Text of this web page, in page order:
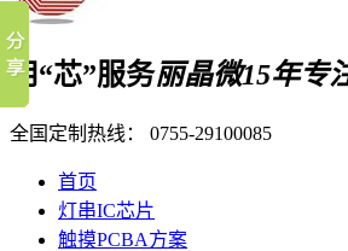
用“芯”服务丽晶微15年专
全国定制热线： 0755-29100085
首页
灯串IC芯片
触摸PCBA方案